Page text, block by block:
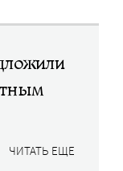
ЧИТАТЬ ЕЩЕ